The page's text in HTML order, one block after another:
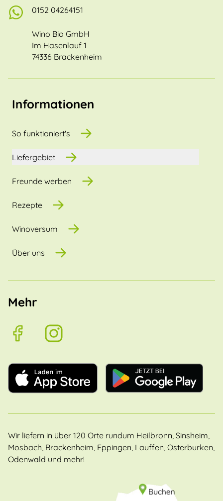
0152 04264151
Wino Bio GmbH
Im Hasenlauf 1
74336 Brackenheim
Informationen
So funktioniert's
Liefergebiet
Freunde werben
Rezepte
Winoversum
Über uns
Mehr
Wir liefern in über 120 Orte rundum Heilbronn, Sinsheim,
Mosbach, Brackenheim, Eppingen, Lauffen, Osterburken,
Odenwald und mehr!